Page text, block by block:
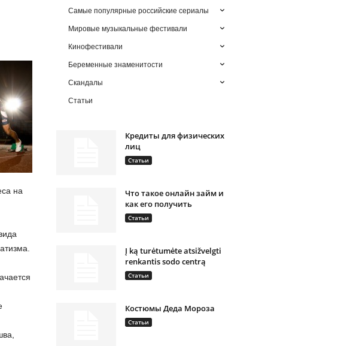
на
Самые популярные российские сериалы
Мировые музыкальные фестивали
Кинофестивали
Беременные знаменитости
Скандалы
Статьи
Кредиты для физических
лиц
Статьи
Что такое онлайн займ и
как его получить
Статьи
Į ką turėtumėte atsižvelgti
renkantis sodo centrą
Статьи
Костюмы Деда Мороза
Статьи